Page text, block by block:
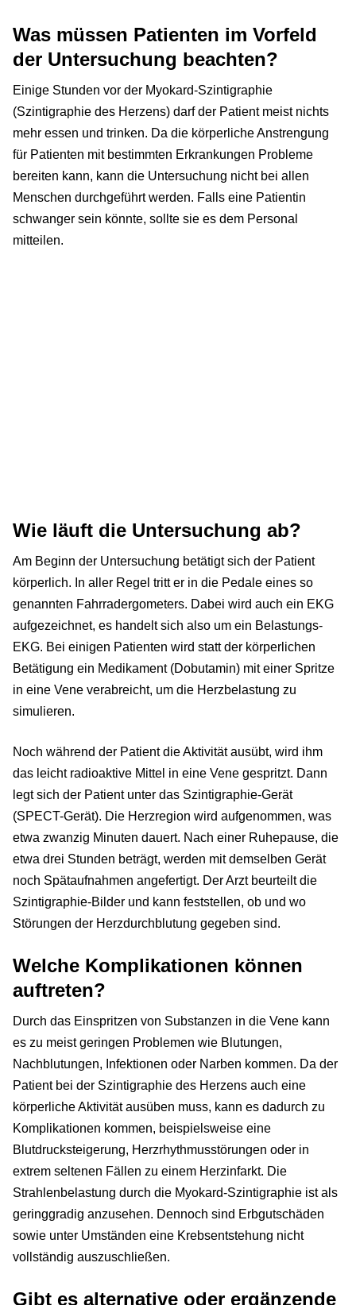
Was müssen Patienten im Vorfeld
der Untersuchung beachten?
Einige Stunden vor der Myokard-Szintigraphie
(Szintigraphie des Herzens) darf der Patient meist nichts
mehr essen und trinken. Da die körperliche Anstrengung
für Patienten mit bestimmten Erkrankungen Probleme
bereiten kann, kann die Untersuchung nicht bei allen
Menschen durchgeführt werden. Falls eine Patientin
schwanger sein könnte, sollte sie es dem Personal
mitteilen.
Wie läuft die Untersuchung ab?
Am Beginn der Untersuchung betätigt sich der Patient
körperlich. In aller Regel tritt er in die Pedale eines so
genannten Fahrradergometers. Dabei wird auch ein EKG
aufgezeichnet, es handelt sich also um ein Belastungs-
EKG. Bei einigen Patienten wird statt der körperlichen
Betätigung ein Medikament (Dobutamin) mit einer Spritze
in eine Vene verabreicht, um die Herzbelastung zu
simulieren.
Noch während der Patient die Aktivität ausübt, wird ihm
das leicht radioaktive Mittel in eine Vene gespritzt. Dann
legt sich der Patient unter das Szintigraphie-Gerät
(SPECT-Gerät). Die Herzregion wird aufgenommen, was
etwa zwanzig Minuten dauert. Nach einer Ruhepause, die
etwa drei Stunden beträgt, werden mit demselben Gerät
noch Spätaufnahmen angefertigt. Der Arzt beurteilt die
Szintigraphie-Bilder und kann feststellen, ob und wo
Störungen der Herzdurchblutung gegeben sind.
Welche Komplikationen können
auftreten?
Durch das Einspritzen von Substanzen in die Vene kann
es zu meist geringen Problemen wie Blutungen,
Nachblutungen, Infektionen oder Narben kommen. Da der
Patient bei der Szintigraphie des Herzens auch eine
körperliche Aktivität ausüben muss, kann es dadurch zu
Komplikationen kommen, beispielsweise eine
Blutdrucksteigerung, Herzrhythmusstörungen oder in
extrem seltenen Fällen zu einem Herzinfarkt. Die
Strahlenbelastung durch die Myokard-Szintigraphie ist als
geringgradig anzusehen. Dennoch sind Erbgutschäden
sowie unter Umständen eine Krebsentstehung nicht
vollständig auszuschließen.
Gibt es alternative oder ergänzende